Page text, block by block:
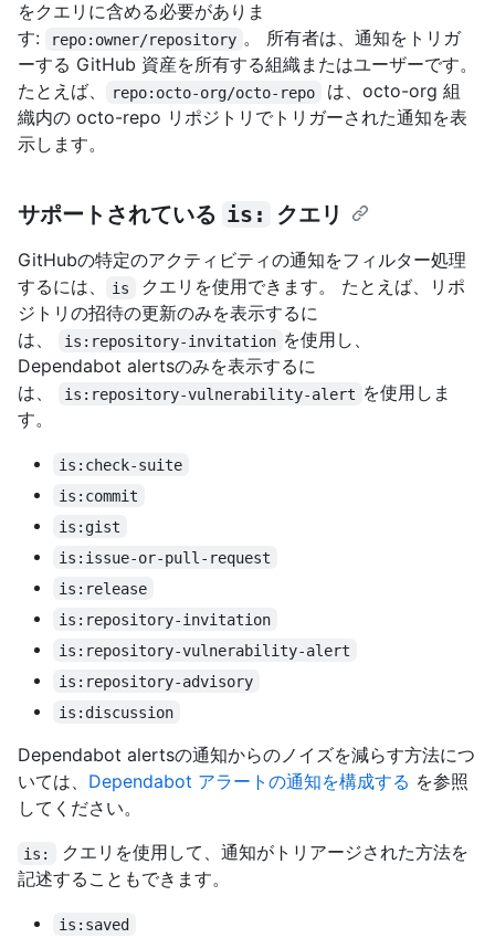
をクエリに含める必要がありま
す:
repo:owner/repository 。 所有者は、通知をトリガ
ーする GitHub 資産を所有する組織またはユーザーです。
たとえば、
repo:octo-org/octo-repo
は、octo-org 組
織内の octo-repo リポジトリでトリガーされた通知を表
示します。
サポートされている is: クエリ
GitHubの特定のアクティビティの通知をフィルター処理
するには、
is
クエリを使用できます。 たとえば、リポ
ジトリの招待の更新のみを表示するに
は、
is:repository-invitation を使用し、
Dependabot alertsのみを表示するに
は、
is:repository-vulnerability-alert を使用しま
す。
is:check-suite
is:commit
is:gist
is:issue-or-pull-request
is:release
is:repository-invitation
is:repository-vulnerability-alert
is:repository-advisory
is:discussion
Dependabot alertsの通知からのノイズを減らす方法につ
いては、 Dependabot アラートの通知を構成する を参照
してください。
is:
クエリを使用して、通知がトリアージされた方法を
記述することもできます。
is:saved